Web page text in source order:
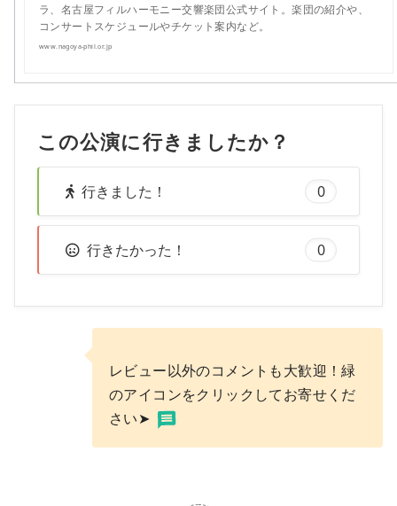
ラ、名古屋フィルハーモニー交響楽団公式サイト。楽団の紹介や、
コンサートスケジュールやチケット案内など。
www.nagoya-phil.or.jp
この公演に行きましたか？
行きました！ 0
行きたかった！ 0
レビュー以外のコメントも大歓迎！緑
のアイコンをクリックしてお寄せくだ
さい➤